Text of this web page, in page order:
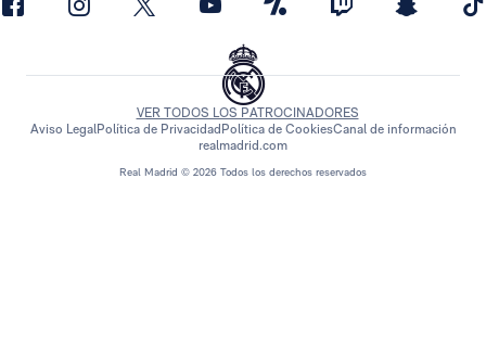
Real Madrid © 2026 Todos los derechos reservados
VER TODOS LOS PATROCINADORES
Aviso LegalPolítica de Privacidad Política de CookiesCanal de información
realmadrid.com